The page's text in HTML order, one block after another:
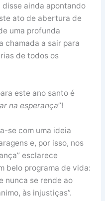
disse ainda apontando
ato de abertura de
uma profunda
chamada a sair para
de todos os
este ano santo é
na esperança”!
se com uma ideia
e, por isso, nos
esclarece
belo programa de vida:
nunca se rende ao
às injustiças”.